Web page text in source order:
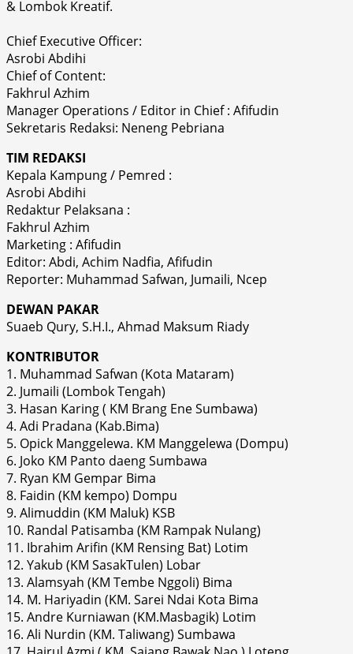
& Lombok Kreatif.
Chief Executive Officer:
Asrobi Abdihi
Chief of Content:
Fakhrul Azhim
Manager Operations / Editor in Chief : Afifudin
Sekretaris Redaksi: Neneng Pebriana
TIM REDAKSI
Kepala Kampung / Pemred :
Asrobi Abdihi
Redaktur Pelaksana :
Fakhrul Azhim
Marketing : Afifudin
Editor: Abdi, Achim Nadfia, Afifudin
Reporter: Muhammad Safwan, Jumaili, Ncep
DEWAN PAKAR
Suaeb Qury, S.H.I., Ahmad Maksum Riady
KONTRIBUTOR
1. Muhammad Safwan (Kota Mataram)
2. Jumaili (Lombok Tengah)
3. Hasan Karing ( KM Brang Ene Sumbawa)
4. Adi Pradana (Kab.Bima)
5. Opick Manggelewa. KM Manggelewa (Dompu)
6. Joko KM Panto daeng Sumbawa
7. Ryan KM Gempar Bima
8. Faidin (KM kempo) Dompu
9. Alimuddin (KM Maluk) KSB
10. Randal Patisamba (KM Rampak Nulang)
11. Ibrahim Arifin (KM Rensing Bat) Lotim
12. Yakub (KM SasakTulen) Lobar
13. Alamsyah (KM Tembe Nggoli) Bima
14. M. Hariyadin (KM. Sarei Ndai Kota Bima
15. Andre Kurniawan (KM.Masbagik) Lotim
16. Ali Nurdin (KM. Taliwang) Sumbawa